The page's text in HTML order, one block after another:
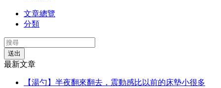
文章總覽
分類
送出
最新文章
【湯勺】半夜翻來翻去，震動感比以前的床墊小很多